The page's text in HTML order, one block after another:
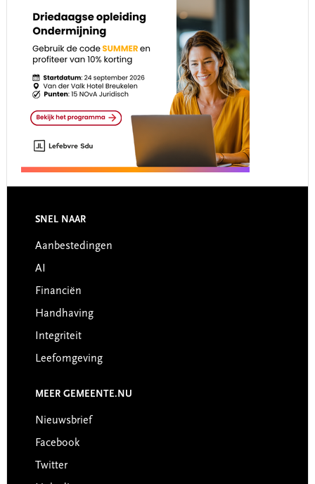
Footer
SNEL NAAR
Aanbestedingen
AI
Financiën
Handhaving
Integriteit
Leefomgeving
MEER GEMEENTE.NU
Nieuwsbrief
Facebook
Twitter